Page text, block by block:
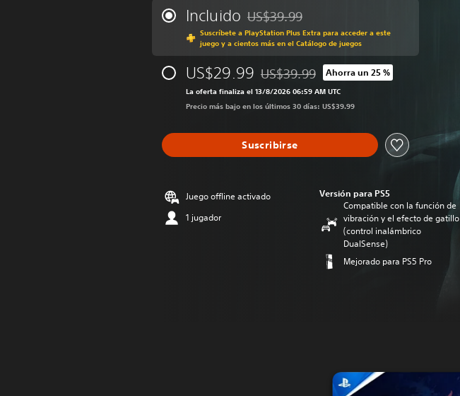
Incluido Rebajado del precio original de US$39.99
US$39.99
Suscríbete a PlayStation Plus Extra para acceder a este
juego y a cientos más en el Catálogo de juegos
US$29.99 Rebajado del precio original de US$39.99
US$39.99 Ahorra un 25 %
La oferta finaliza el 13/8/2026 06:59 AM UTC
Precio más bajo en los últimos 30 días: US$39.99
Suscribirse
Juego offline activado
1 jugador
Versión para PS5
Compatible con la función de
vibración y el efecto de gatillo
(control inalámbrico
DualSense)
Mejorado para PS5 Pro